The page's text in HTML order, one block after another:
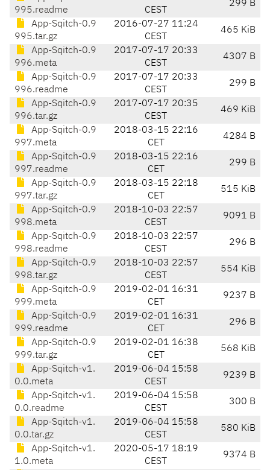
995.readme
CEST
299 B
App-Sqitch-0.9
995.tar.gz
2016-07-27 11:24
CEST
465 KiB
App-Sqitch-0.9
996.meta
2017-07-17 20:33
CEST
4307 B
App-Sqitch-0.9
996.readme
2017-07-17 20:33
CEST
299 B
App-Sqitch-0.9
996.tar.gz
2017-07-17 20:35
CEST
469 KiB
App-Sqitch-0.9
997.meta
2018-03-15 22:16
CET
4284 B
App-Sqitch-0.9
997.readme
2018-03-15 22:16
CET
299 B
App-Sqitch-0.9
997.tar.gz
2018-03-15 22:18
CET
515 KiB
App-Sqitch-0.9
998.meta
2018-10-03 22:57
CEST
9091 B
App-Sqitch-0.9
998.readme
2018-10-03 22:57
CEST
296 B
App-Sqitch-0.9
998.tar.gz
2018-10-03 22:57
CEST
554 KiB
App-Sqitch-0.9
999.meta
2019-02-01 16:31
CET
9237 B
App-Sqitch-0.9
999.readme
2019-02-01 16:31
CET
296 B
App-Sqitch-0.9
999.tar.gz
2019-02-01 16:38
CET
568 KiB
App-Sqitch-v1.
0.0.meta
2019-06-04 15:58
CEST
9239 B
App-Sqitch-v1.
0.0.readme
2019-06-04 15:58
CEST
300 B
App-Sqitch-v1.
0.0.tar.gz
2019-06-04 15:58
CEST
580 KiB
App-Sqitch-v1.
1.0.meta
2020-05-17 18:19
CEST
9374 B